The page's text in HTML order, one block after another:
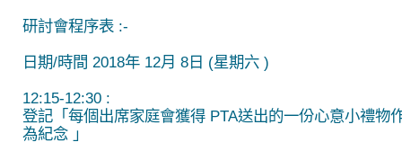
研討會程序表 :-
日期/時間 2018年 12月 8日 (星期六 )
12:15-12:30 :
登記「每個出席家庭會獲得 PTA送出的一份心意小禮物
為紀念 」